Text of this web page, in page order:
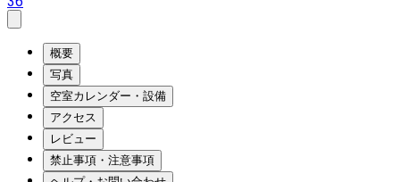
概要
写真
空室カレンダー・設備
アクセス
レビュー
禁止事項・注意事項